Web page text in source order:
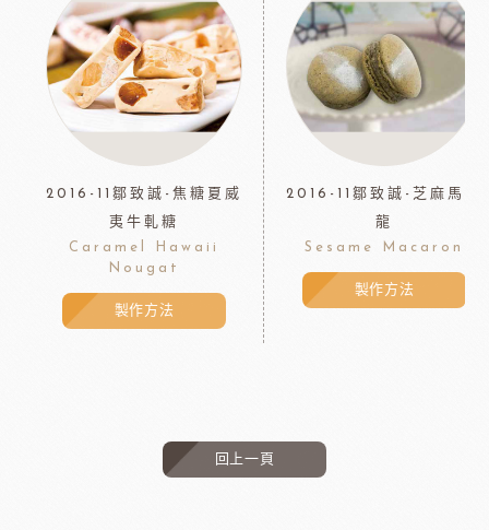
2016-11鄒致誠-焦糖夏威
夷牛軋糖
Caramel Hawaii
Nougat
製作方法
2016-11鄒致誠-芝麻馬卡
龍
Sesame Macaron
製作方法
回上一頁